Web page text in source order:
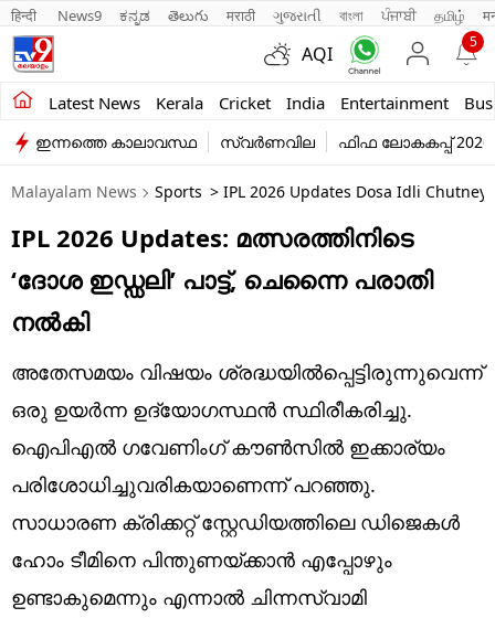
हिन्दी News9 ಕನ್ನಡ తెలుగు मराठी ગુજરાતી বাংলা ਪੰਜਾਬੀ தமிழ்
AQI
5
Latest News Kerala Cricket India Entertainment
Kerala
India
Entertainment
Business
Education
Lifestyle
world
Technology
Religion
Web Story
ഇന്നത്തെ കാലാവസ്ഥ സ്വർണവില ഫിഫ ലോകകപ്പ് 2026
Malayalam News Sports > IPL 2026 Updates Dosa Idli Chutney
IPL 2026 Updates: മത്സരത്തിനിടെ
‘ദോശ ഇഡ്ഡലി’ പാട്ട്, ചെന്നൈ പരാതി
നൽകി
അതേസമയം വിഷയം ശ്രദ്ധയിൽപ്പെട്ടിരുന്നുവെന്ന്
ഒരു ഉയർന്ന ഉദ്യോഗസ്ഥൻ സ്ഥിരീകരിച്ചു.
ഐപിഎൽ ഗവേണിംഗ് കൗൺസിൽ ഇക്കാര്യം
പരിശോധിച്ചുവരികയാണെന്ന് പറഞ്ഞു.
സാധാരണ ക്രിക്കറ്റ് സ്റ്റേഡിയത്തിലെ ഡിജെകൾ
ഹോം ടീമിനെ പിന്തുണയ്ക്കാൻ എപ്പോഴും
ഉണ്ടാകുമെന്നും എന്നാൽ ചിന്നസ്വാമി